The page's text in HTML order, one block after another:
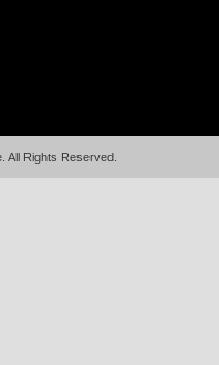
All Rights Reserved.